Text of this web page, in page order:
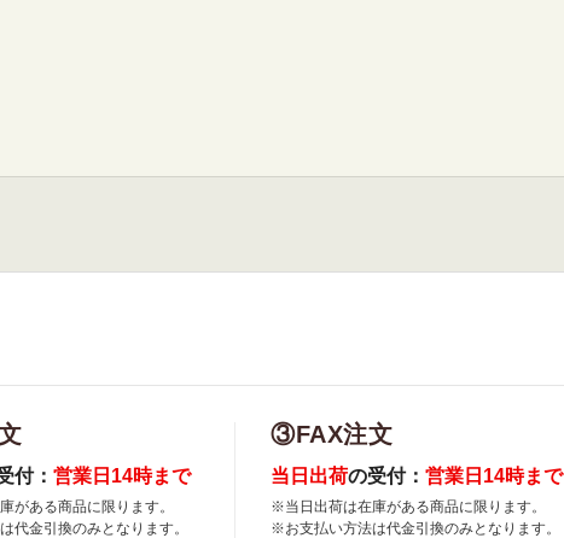
付： 営業日14時まで
がある商品に限ります。
代金引換のみとなります。
③FAX注文
当日出荷の受付： 営業日14時まで
※当日出荷は在庫がある商品に限ります。
※お支払い方法は代金引換のみとなります。